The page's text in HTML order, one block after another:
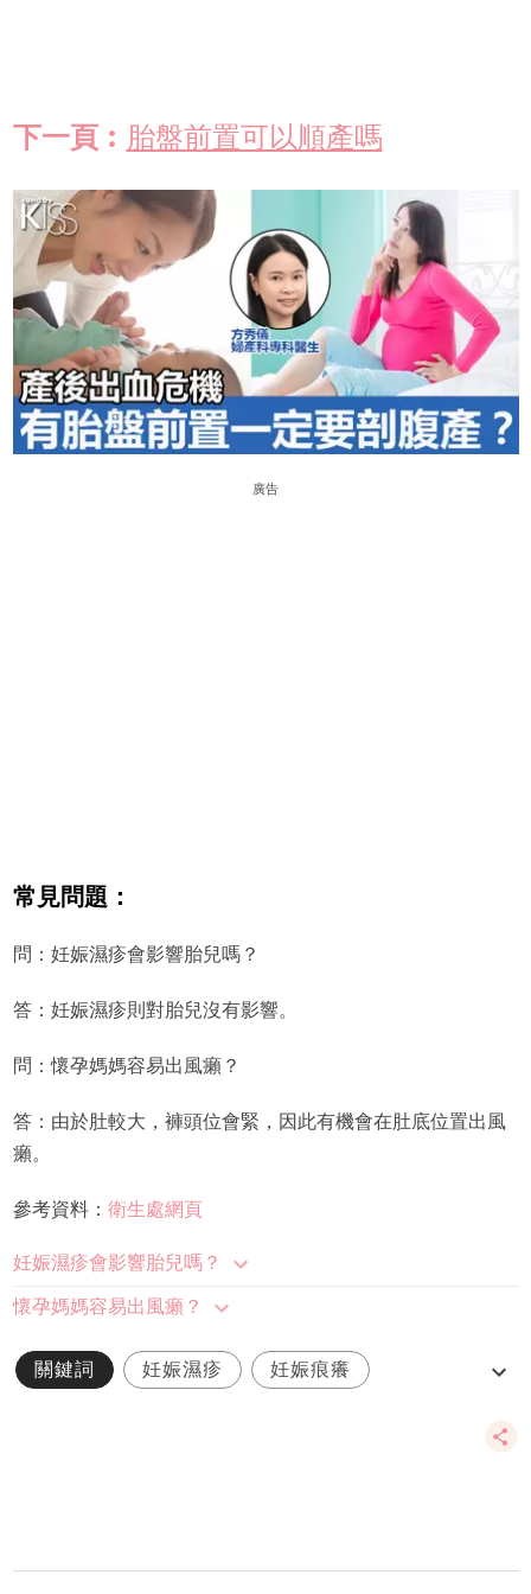
下一頁︰ 胎盤前置可以順產嗎
廣告
常見問題：
問：妊娠濕疹會影響胎兒嗎？
答：妊娠濕疹則對胎兒沒有影響。
問：懷孕媽媽容易出風癩？
答：由於肚較大，褲頭位會緊，因此有機會在肚底位置出風
癩。
參考資料： 衛生處網頁
妊娠濕疹會影響胎兒嗎？
懷孕媽媽容易出風癩？
關鍵詞 妊娠濕疹 妊娠痕癢